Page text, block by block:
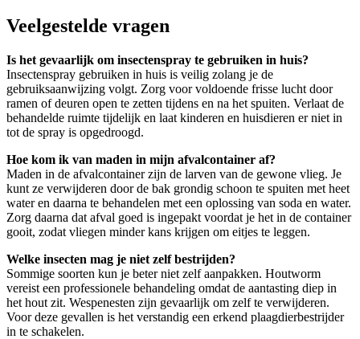
Veelgestelde vragen
Is het gevaarlijk om insectenspray te gebruiken in huis?
Insectenspray gebruiken in huis is veilig zolang je de
gebruiksaanwijzing volgt. Zorg voor voldoende frisse lucht door
ramen of deuren open te zetten tijdens en na het spuiten. Verlaat de
behandelde ruimte tijdelijk en laat kinderen en huisdieren er niet in
tot de spray is opgedroogd.
Hoe kom ik van maden in mijn afvalcontainer af?
Maden in de afvalcontainer zijn de larven van de gewone vlieg. Je
kunt ze verwijderen door de bak grondig schoon te spuiten met heet
water en daarna te behandelen met een oplossing van soda en water.
Zorg daarna dat afval goed is ingepakt voordat je het in de container
gooit, zodat vliegen minder kans krijgen om eitjes te leggen.
Welke insecten mag je niet zelf bestrijden?
Sommige soorten kun je beter niet zelf aanpakken. Houtworm
vereist een professionele behandeling omdat de aantasting diep in
het hout zit. Wespenesten zijn gevaarlijk om zelf te verwijderen.
Voor deze gevallen is het verstandig een erkend plaagdierbestrijder
in te schakelen.